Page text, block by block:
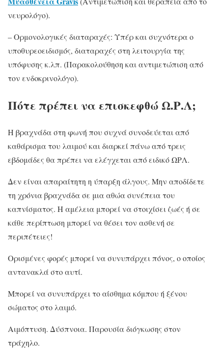
νευρολόγο).
– Ορμονολογικές διαταραχές: Υπέρ και συχνότερα ο
υποθυρεοειδισμός, διαταραχές στη λειτουργία της
υπόφυσης κ.λπ. (Παρακολούθηση και αντιμετώπιση από
τον ενδοκρινολόγο).
Πότε πρέπει να επισκεφθώ Ω.Ρ.Λ;
Η βραχνάδα στη φωνή που συχνά συνοδεύεται από
καθάρισμα του λαιμού και διαρκεί πάνω από τρεις
εβδομάδες θα πρέπει να ελέγχεται από ειδικό ΩΡΛ.
Δεν είναι απαραίτητη η ύπαρξη άλγους. Μην αποδίδετε
τη χρόνια βραχνάδα σε μια αθώα συνέπεια του
καπνίσματος. Η αμέλεια μπορεί να στοιχίσει ζωές ή σε
κάθε περίπτωση μπορεί να θέσει τον ασθενή σε
περιπέτειες!
Ορισμένες φορές μπορεί να συνυπάρχει πόνος, ο οποίος
αντανακλά στο αυτί.
Μπορεί να συνυπάρχει το αίσθημα κόμπου ή ξένου
σώματος στο λαιμό.
Αιμόπτυση. Δύσπνοια. Παρουσία διόγκωσης στον
τράχηλο.